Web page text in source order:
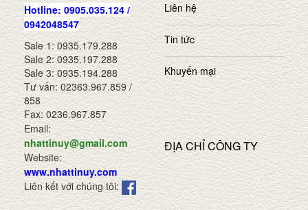
Hotline: 0905.035.124 /
0942048547
Sale 1: 0935.179.288
Sale 2: 0935.197.288
Sale 3: 0935.194.288
Tư vấn: 02363.967.859 /
858
Fax: 0236.967.857
Email:
nhattinuy@gmail.com
Website:
www.nhattinuy.com
Liên kết với chúng tôi:
Liên hệ
Tin tức
Khuyến mại
ĐỊA CHỈ CÔNG TY